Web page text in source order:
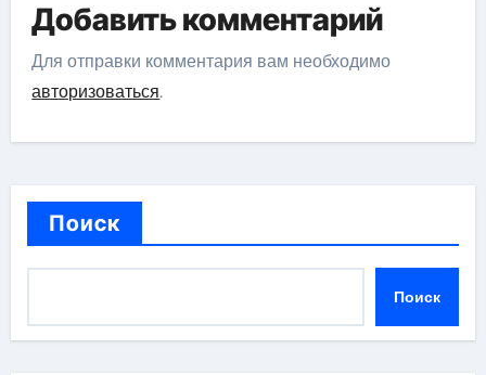
Добавить комментарий
Для отправки комментария вам необходимо
авторизоваться.
Поиск
Поиск